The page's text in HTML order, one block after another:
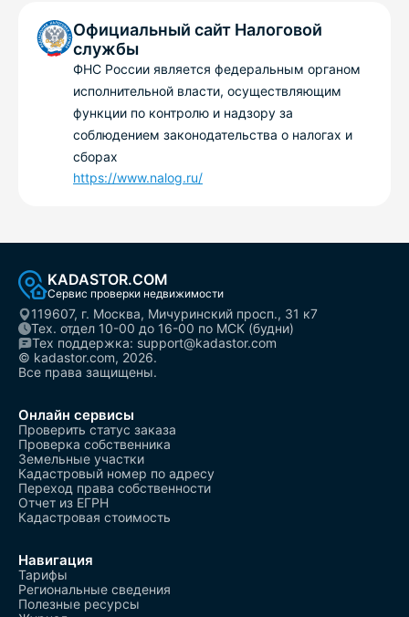
Официальный сайт Налоговой
службы
ФНС России является федеральным органом
исполнительной власти, осуществляющим
функции по контролю и надзору за
соблюдением законодательства о налогах и
сборах
https://www.nalog.ru/
KADASTOR.COM
Сервис проверки недвижимости
119607, г. Москва, Мичуринский просп., 31 к7
Тех. отдел 10-00 до 16-00 по МСК (будни)
Тех поддержка: support@kadastor.com
© kadastor.com, 2026.
Все права защищены.
Онлайн сервисы
Проверить статус заказа
Проверка собственника
Земельные участки
Кадастровый номер по адресу
Переход права собственности
Отчет из ЕГРН
Кадастровая стоимость
Навигация
Тарифы
Региональные сведения
Полезные ресурсы